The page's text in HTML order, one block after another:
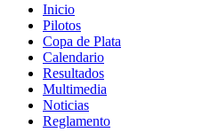
Inicio
Pilotos
Copa de Plata
Calendario
Resultados
Multimedia
Noticias
Reglamento